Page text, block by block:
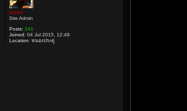
ble3d
Site Admin
Posts: 241
Joined: 04 Jul 2015, 12:49
Location: หนองประดู่